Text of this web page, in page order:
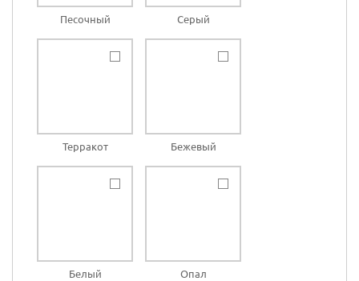
Песочный Серый
Терракот Бежевый
Белый Опал